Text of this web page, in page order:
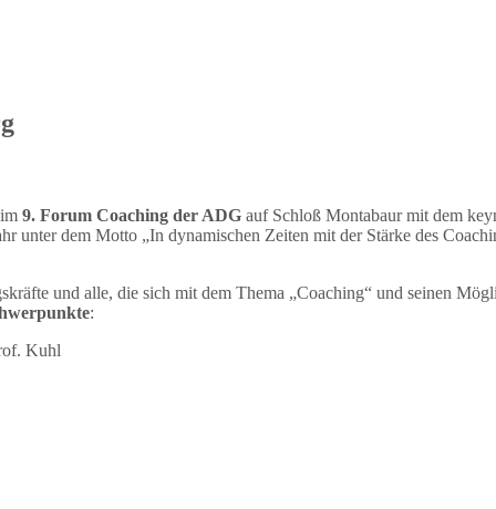
9. Forum Coaching der ADG auf Schloß Montabaur mit dem
unter dem Motto „In dynamischen Zeiten mit der Stärke des
und alle, die sich mit dem Thema „Coaching“ und seinen
:
Kuhl